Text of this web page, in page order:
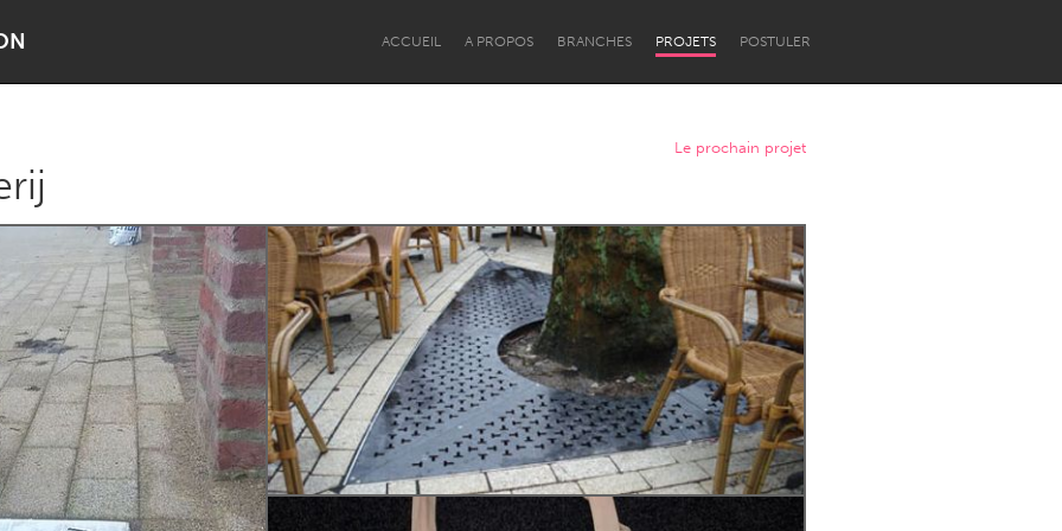
ACCUEIL A PROPOS BRANCHES PROJETS POSTULER
Lake Mac Lower Hunter
Newcastle
Le prochain projet